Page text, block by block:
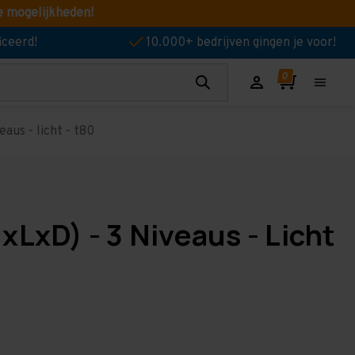
mogelijkheden!
10.000+ bedrijven gingen je voor!
- licht - t80
- 3 Niveaus - Licht